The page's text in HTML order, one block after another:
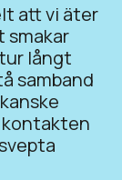
att vi äter
smakar
långt
samband
kontakten